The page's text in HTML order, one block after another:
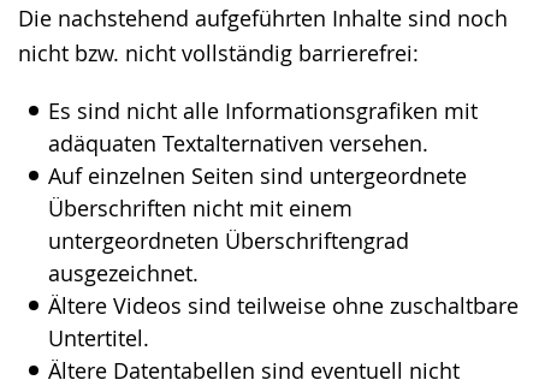
Die nachstehend aufgeführten Inhalte sind noch
nicht bzw. nicht vollständig barrierefrei:
Es sind nicht alle Informationsgrafiken mit
adäquaten Textalternativen versehen.
Auf einzelnen Seiten sind untergeordnete
Überschriften nicht mit einem
untergeordneten Überschriftengrad
ausgezeichnet.
Ältere Videos sind teilweise ohne zuschaltbare
Untertitel.
Ältere Datentabellen sind eventuell nicht
wechseln.
Deutscher
Gebärdensprache
wird
angezeigt.